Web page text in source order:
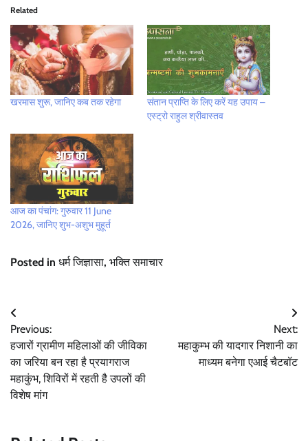
Related
खरमास शुरू, जानिए कब तक रहेगा
संतान प्राप्ति के लिए करें यह उपाय –
एस्ट्रो राहुल श्रीवास्तव
आज का पंचांग: गुरुवार 11 June
2026, जानिए शुभ-अशुभ मुहूर्त
Posted in धर्म जिज्ञासा, भक्ति समाचार
Post
navigation
Previous:
हजारों ग्रामीण महिलाओं की जीविका
का जरिया बन रहा है प्रयागराज
महाकुंभ, शिविरों में रहती है उपलों की
विशेष मांग
Next:
महाकुम्भ की यादगार निशानी का
माध्यम बनेगा एआई चैटबॉट